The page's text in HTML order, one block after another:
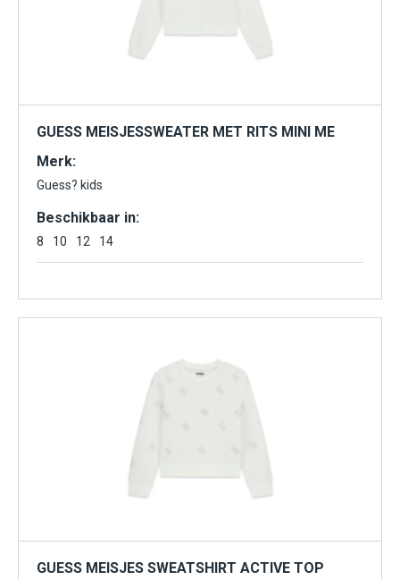
GUESS MEISJESSWEATER MET RITS MINI ME
Merk:
Guess? kids
Beschikbaar in:
8 10 12 14
GUESS MEISJES SWEATSHIRT ACTIVE TOP